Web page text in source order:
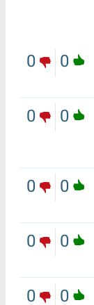
0
0
0
0
0
0
0
0
0
0